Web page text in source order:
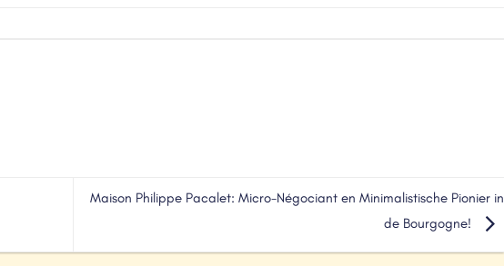
Maison Philippe Pacalet: Micro-Négociant en Minimalistische Pionier in
de Bourgogne!